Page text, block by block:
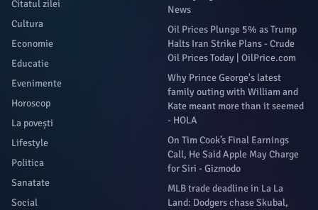
Citatul zilei
Cultura
Economie
Educatie
Evenimente
Horoscop
La povești
Lifestyle
Politica
Sanatate
Social
News
Oil Prices Plunge 5% as Trump
Halts Iran Strike Plans - Crude
Oil Prices Today | OilPrice.com
Why Prince George's latest
family outing with William and
Kate meant more than it seemed
- HOLA
On Tim Cook’s Final Earnings
Call, He Said Apple May Charge
for Siri - Gizmodo
MLB trade deadline in La La
Land: Dodgers chase Skubal,